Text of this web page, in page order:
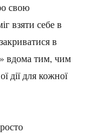
свою
взяти себе в
в
вдома тим, чим
дії для кожної